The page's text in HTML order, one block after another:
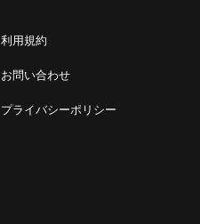
利用規約
お問い合わせ
プライバシーポリシー